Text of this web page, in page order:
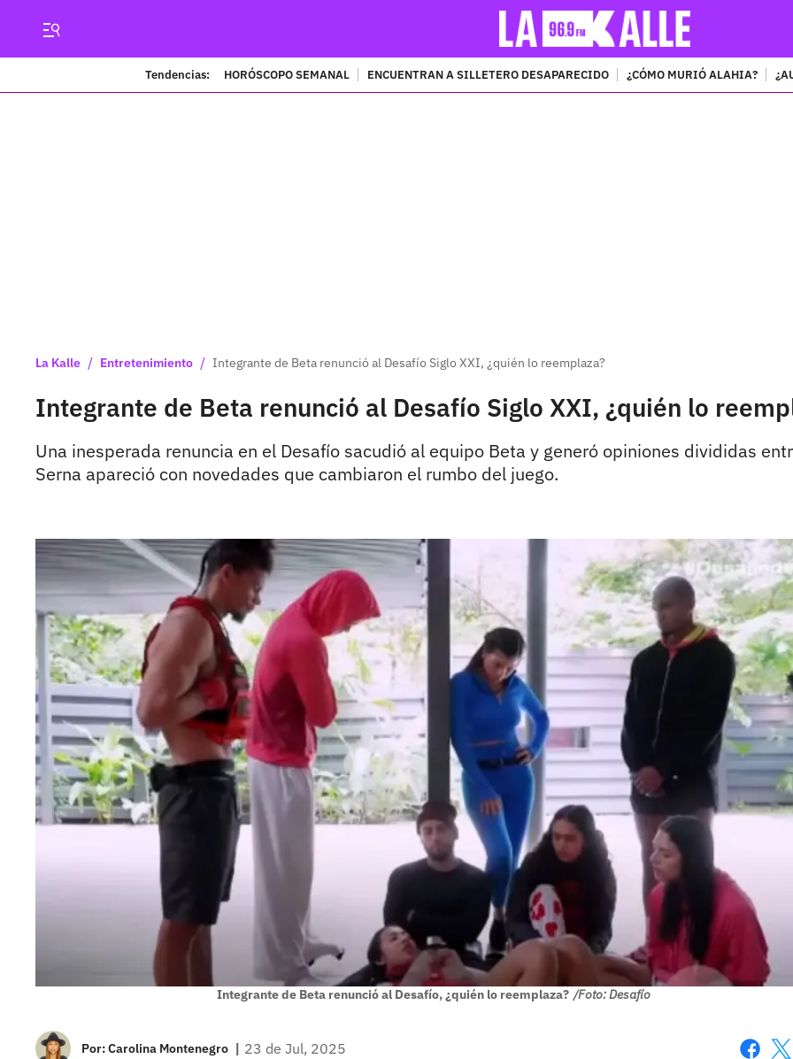
Tendencias: HORÓSCOPO SEMANAL ENCUENTRAN A SILLETERO DESAPARECIDO ¿CÓMO MURIÓ ALAHIA?
La Kalle / Entretenimiento / Integrante de Beta renunció al Desafío Siglo XXI, ¿quién lo reemplaza?
Integrante de Beta renunció al Desafío Siglo XXI, ¿quién lo
Una inesperada renuncia en el Desafío sacudió al equipo Beta y generó opiniones divididas
Serna apareció con novedades que cambiaron el rumbo del juego.
Integrante de Beta renunció al Desafío, ¿quién lo reemplaza? /Foto: Desafío
Por:Carolina Montenegro | 23 de Jul, 2025